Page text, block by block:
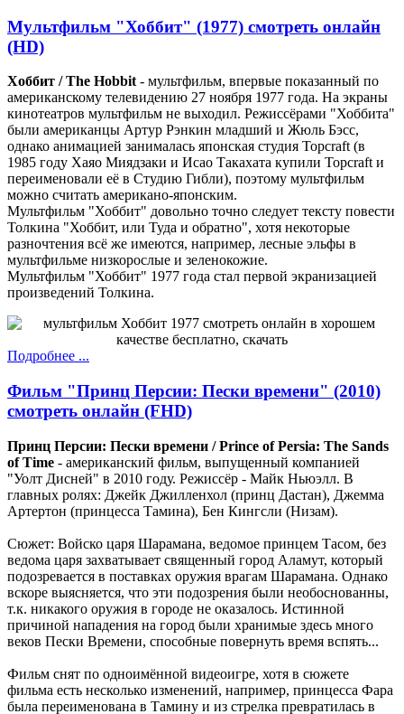
Мультфильм "Хоббит" (1977) смотреть онлайн
(HD)
Хоббит / The Hobbit- мультфильм, впервые показанный по
американскому телевидению 27 ноября 1977 года. На экраны
кинотеатров мультфильм не выходил. Режиссёрами "Хоббита"
были американцы Артур Рэнкин младший и Жюль Бэсс,
однако анимацией занималась японская студия Topcraft (в
1985 году Хаяо Миядзаки и Исао Такахата купили Topcraft и
переименовали её в Студию Гибли), поэтому мультфильм
можно считать американо-японским.
Мультфильм "Хоббит" довольно точно следует тексту повести
Толкина "Хоббит, или Туда и обратно", хотя некоторые
разночтения всё же имеются, например, лесные эльфы в
мультфильме низкорослые и зеленокожие.
Мультфильм "Хоббит" 1977 года стал первой экранизацией
произведений Толкина.
Подробнее ...
Фильм "Принц Персии: Пески времени" (2010)
смотреть онлайн (FHD)
Принц Персии: Пески времени / Prince of Persia: The Sands
of Time - американский фильм, выпущенный компанией
"Уолт Дисней" в 2010 году. Режиссёр - Майк Ньюэлл. В
главных ролях: Джейк Джилленхол (принц Дастан), Джемма
Артертон (принцесса Тамина), Бен Кингсли (Низам).
Сюжет: Войско царя Шарамана, ведомое принцем Тасом, без
ведома царя захватывает священный город Аламут, который
подозревается в поставках оружия врагам Шарамана. Однако
вскоре выясняется, что эти подозрения были необоснованны,
т.к. никакого оружия в городе не оказалось. Истинной
причиной нападения на город были хранимые здесь много
веков Пески Времени, способные повернуть время вспять...
Фильм снят по одноимённой видеоигре, хотя в сюжете
фильма есть несколько изменений, например, принцесса Фара
была переименована в Тамину и из стрелка превратилась в